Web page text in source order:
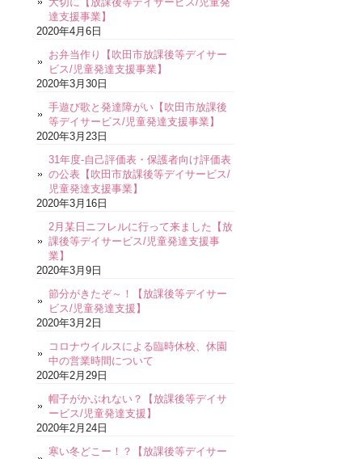
達支援事業】
2020年4月6日
お弁当作り【吹田市放課後等デイサー
ビス/児童発達支援事業】
2020年3月30日
手遊び歌と発達障がい【吹田市放課後
等デイサービス/児童発達支援事業】
2020年3月23日
31年度-自己評価表・保護者向け評価表
の公表【吹田市放課後等デイサービス/
児童発達支援事業】
2020年3月16日
2月某日ニフレルに行って来ました【放
課後等デイサービス/児童発達支援事
業】
2020年3月9日
節分がきたぞ～！【放課後等デイサー
ビス/児童発達支援】
2020年3月2日
コロナウイルスによる臨時休校、休園
中の営業時間について
2020年2月29日
帽子がかぶれない？【放課後等デイサ
ービス/児童発達支援】
2020年2月24日
寒い冬どこー！？【放課後等デイサー